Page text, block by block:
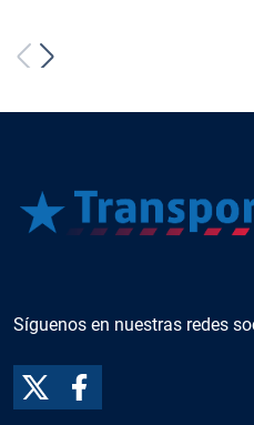
Síguenos en nuestras redes